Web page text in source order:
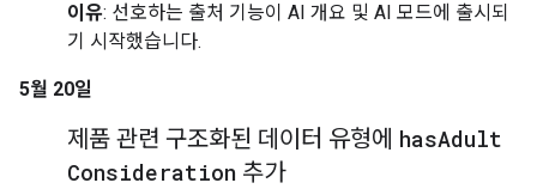
이유: 선호하는 출처 기능이 AI 개요 및 AI 모드에 출시되
기 시작했습니다.
5월 20일
제품 관련 구조화된 데이터 유형에 hasAdult
Consideration 추가